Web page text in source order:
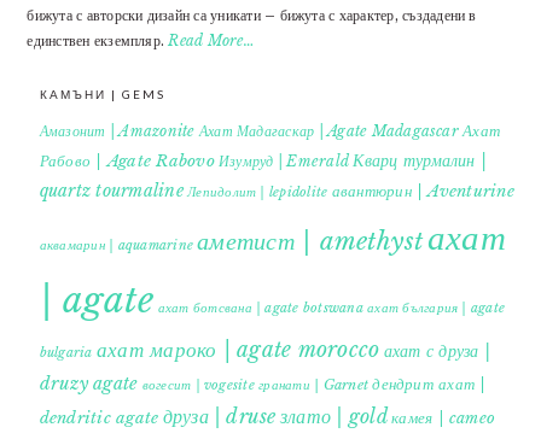
бижута с авторски дизайн са уникати – бижута с характер, създадени в
единствен екземпляр.Read More…
КАМЪНИ | GEMS
Амазонит | Amazonite Ахат Мадагаскар | Agate Madagascar Ахат
Рабово | Agate Rabovo Изумруд | Emerald Кварц турмалин |
quartz tourmaline Лепидолит | lepidolite авантюрин | Aventurine
аквамарин | aquamarine аметист | amethystахат
| agate ахат ботсвана | agate botswana ахат българия | agate
bulgaria ахат мароко | agate morocco ахат с друза |
druzy agate вогесит | vogesite гранати | Garnet дендрит ахат |
dendritic agate друза | druse злато | gold камея | cameo